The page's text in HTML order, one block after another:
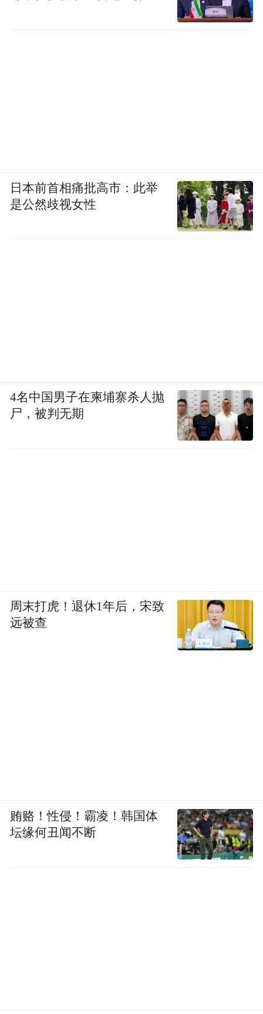
日本前首相痛批高市：此举
是公然歧视女性
4名中国男子在柬埔寨杀人抛
尸，被判无期
周末打虎！退休1年后，宋致
远被查
贿赂！性侵！霸凌！韩国体
坛缘何丑闻不断